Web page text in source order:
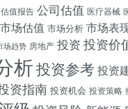
估值报告 公司估值 医疗器械
市场估值 市场分析 市场表
场趋势 房地产 投资 投资价
析投资参考 投资
资指南 投资机会 投资策略